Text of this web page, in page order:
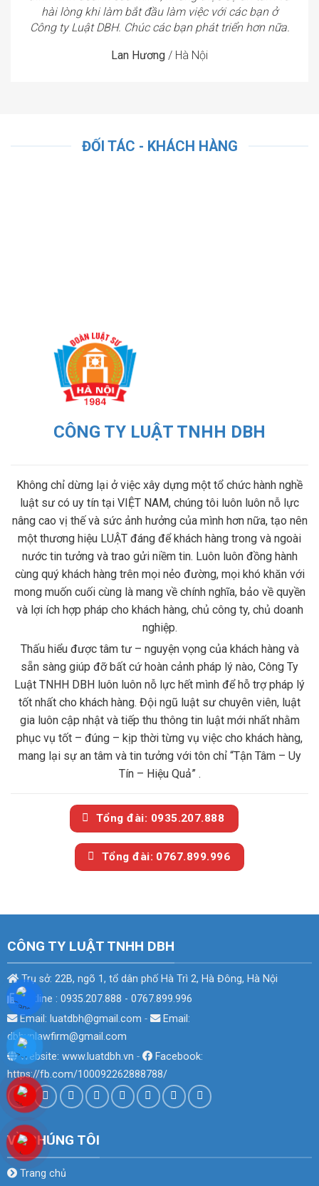
hài lòng khi làm bắt đầu làm việc với các bạn ở
Công ty Luật DBH. Chúc các bạn phát triển hơn nữa.
Lan Hương / Hà Nội
ĐỐI TÁC - KHÁCH HÀNG
CÔNG TY LUẬT TNHH DBH
Không chỉ dừng lại ở việc xây dựng một tổ chức hành nghề
luật sư có uy tín tại VIỆT NAM, chúng tôi luôn luôn nỗ lực
nâng cao vị thế và sức ảnh hưởng của mình hơn nữa, tạo nên
một thương hiệu LUẬT đáng để khách hàng trong và ngoài
nước tin tưởng và trao gửi niềm tin. Luôn luôn đồng hành
cùng quý khách hàng trên mọi nẻo đường, mọi khó khăn với
mong muốn cuối cùng là mang về chính nghĩa, bảo về quyền
và lợi ích hợp pháp cho khách hàng, chủ công ty, chủ doanh
nghiệp.
Thấu hiểu được tâm tư – nguyện vọng của khách hàng và
sẵn sàng giúp đỡ bất cứ hoàn cảnh pháp lý nào, Công Ty
Luật TNHH DBH luôn luôn nỗ lực hết mình để hỗ trợ pháp lý
tốt nhất cho khách hàng. Đội ngũ luật sư chuyên viên, luật
gia luôn cập nhật và tiếp thu thông tin luật mới nhất nhằm
phục vụ tốt – đúng – kịp thời từng vụ việc cho khách hàng,
mang lại sự an tâm và tin tưởng với tôn chỉ “Tận Tâm – Uy
Tín – Hiệu Quả” .
Tổng đài: 0935.207.888
Tổng đài: 0767.899.996
CÔNG TY LUẬT TNHH DBH
Trụ sở: 22B, ngõ 1, tổ dân phố Hà Trì 2, Hà Đông, Hà Nội
Hotline : 0935.207.888 - 0767.899.996
Email: luatdbh@gmail.com -
Email:
dbhvnlawfirm@gmail.com
Website: www.luatdbh.vn -
Facebook:
https://fb.com/100092262888788/
VỀ CHÚNG TÔI
Trang chủ